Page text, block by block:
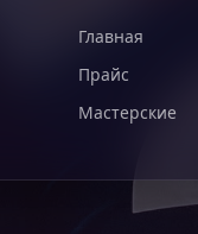
Главная
Прайс
Мастерские